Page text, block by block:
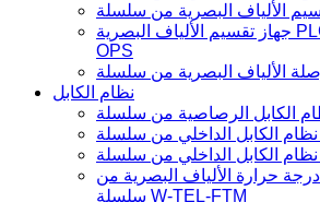
جهاز تقسيم الألياف البصرية PLC من سلسلة W-TEL-
OPS
نظام الكابل
حرارة الألياف البصرية من
سلسلة W-TEL-FTM